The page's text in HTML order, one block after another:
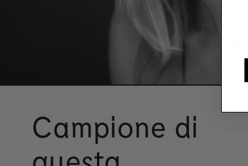
Campione di